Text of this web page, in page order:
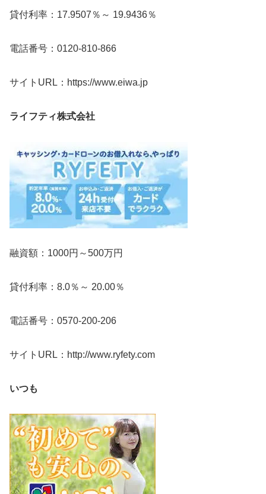
貸付利率：17.9507％～ 19.9436％
電話番号：0120-810-866
サイトURL：https://www.eiwa.jp
ライフティ株式会社
融資額：1000円～500万円
貸付利率：8.0％～ 20.00％
電話番号：0570-200-206
サイトURL：http://www.ryfety.com
いつも